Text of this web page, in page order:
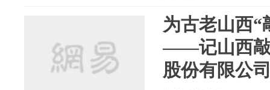
为古老山西“
——记山西敲
股份有限公